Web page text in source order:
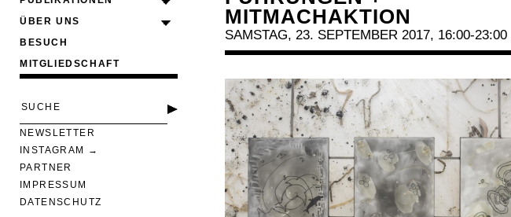
ÜBER UNS
BESUCH
MITGLIEDSCHAFT
NEWSLETTER
INSTAGRAM
PARTNER
IMPRESSUM
DATENSCHUTZ
MITMACHAKTION
SAMSTAG, 23. SEPTEMBER 2017, 16:00-23:00